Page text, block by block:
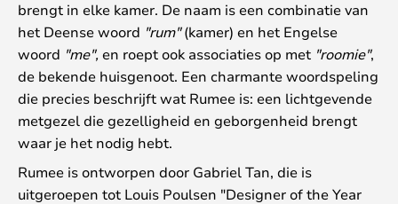
brengt in elke kamer. De naam is een combinatie van
het Deense woord "rum"(kamer) en het Engelse
woord "me",en roept ook associaties op met "roomie",
de bekende huisgenoot. Een charmante woordspeling
die precies beschrijft wat Rumee is: een lichtgevende
metgezel die gezelligheid en geborgenheid brengt
waar je het nodig hebt.
Rumee is ontworpen door Gabriel Tan, die is
uitgeroepen tot Louis Poulsen "Designer of the Year